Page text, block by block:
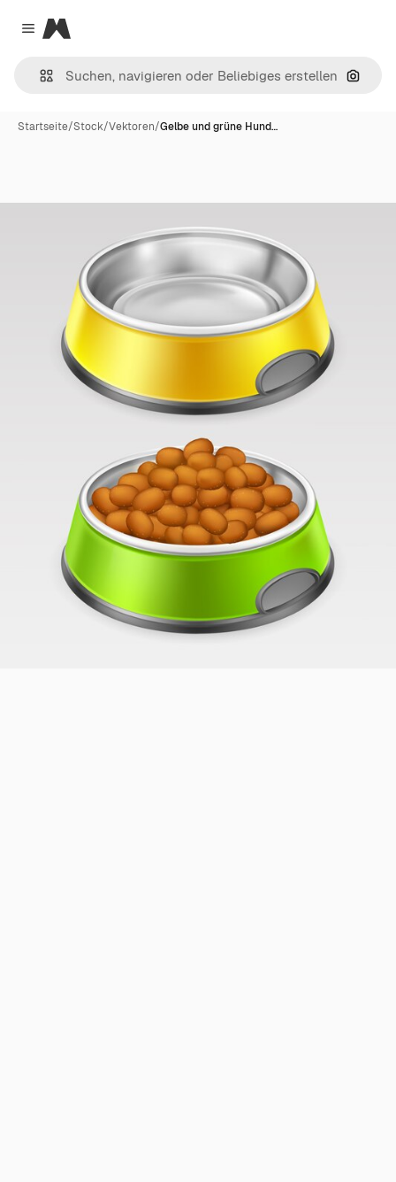
Close menu
Magnific
Nach
Startseite/Stock/Vektoren/Gelbe und grüne Hund…